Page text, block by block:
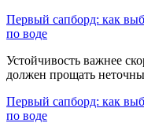
Первый сапборд: как
по воде
Устойчивость важнее
должен прощать
Первый сапборд: как
по воде